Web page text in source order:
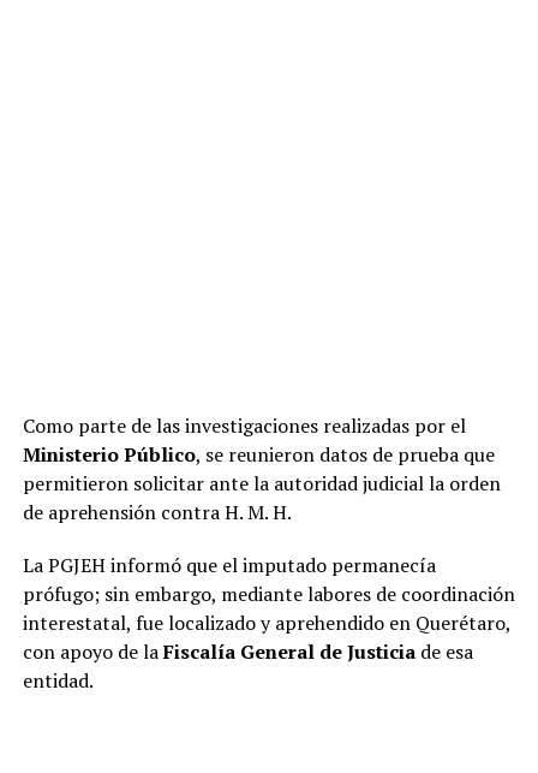
Como parte de las investigaciones realizadas por el
Ministerio Público, se reunieron datos de prueba que
permitieron solicitar ante la autoridad judicial la orden
de aprehensión contra H. M. H.
La PGJEH informó que el imputado permanecía
prófugo; sin embargo, mediante labores de coordinación
interestatal, fue localizado y aprehendido en Querétaro,
con apoyo de laFiscalía General de Justiciade esa
entidad.